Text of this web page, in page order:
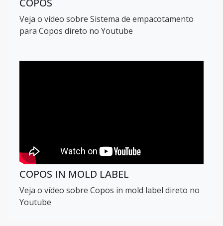
Veja o vídeo sobre Sistema de empacotamento
para Copos direto no Youtube
COPOS IN MOLD LABEL
Veja o vídeo sobre Copos in mold label direto no
Youtube